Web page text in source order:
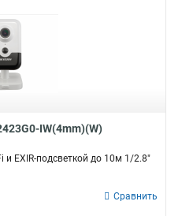
IW(4mm)(W)
EXIR-подсветкой до 10м 1/2.8"
Сравнить